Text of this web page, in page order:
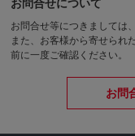
お問合せについて
お問合せ等につきましては
また、お客様から寄せられ
前に一度ご確認ください。
お問